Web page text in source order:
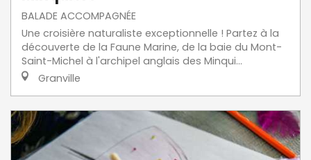
BALADE ACCOMPAGNÉE
Une croisière naturaliste exceptionnelle ! Partez à la
découverte de la Faune Marine, de la baie du Mont-
Saint-Michel à l'archipel anglais des Minqui...
Granville